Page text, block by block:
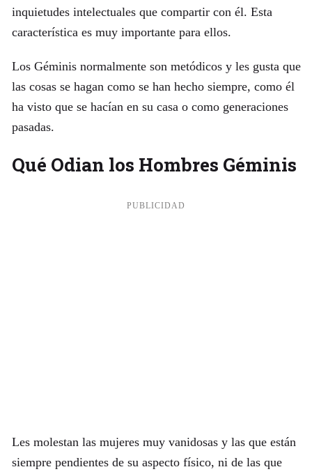
inquietudes intelectuales que compartir con él. Esta
característica es muy importante para ellos.
Los Géminis normalmente son metódicos y les gusta que
las cosas se hagan como se han hecho siempre, como él
ha visto que se hacían en su casa o como generaciones
pasadas.
Qué Odian los Hombres Géminis
Les molestan las mujeres muy vanidosas y las que están
siempre pendientes de su aspecto físico, ni de las que